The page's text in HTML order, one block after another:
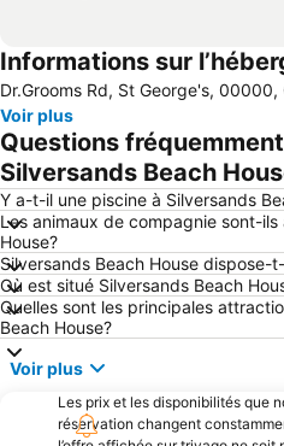
Informations sur
Dr.Grooms Rd, St George's, 00000,
Voir plus
Questions
Silversands Beach
Y a-t-il une piscine à Silversands
Les animaux de compagnie sont-
House?
Silversands Beach House dispose-
Où est situé Silversands Beach
Quelles sont les principales
Beach House?
Voir plus
Les prix et les disponibilités que
réservation changent